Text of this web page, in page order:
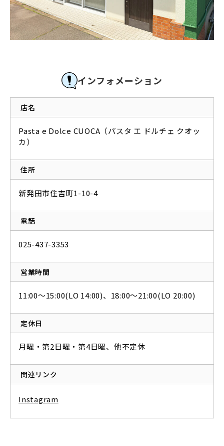
インフォメーション
店名
Pasta e Dolce CUOCA（パスタ エ ドルチェ クオッ
カ）
住所
新発田市住吉町1-10-4
電話
025-437-3353
営業時間
11:00〜15:00(LO 14:00)、18:00〜21:00(LO 20:00)
定休日
月曜・第2日曜・第4日曜、他不定休
関連リンク
Instagram